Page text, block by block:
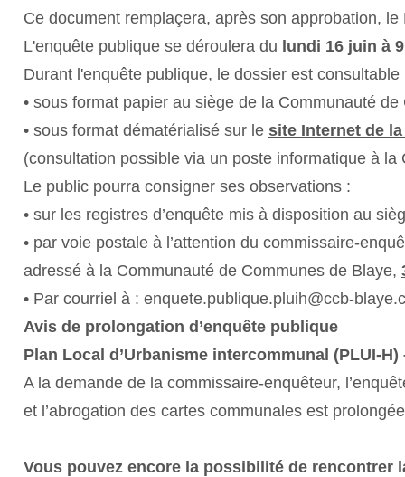
Ce document remplaçera, après son approbation,
L'enquête publique se déroulera du lundi 16 juin à
Durant l'enquête publique, le dossier est
• sous format papier au siège de la Communauté
• sous format dématérialisé sur le site Internet de
(consultation possible via un poste informatique à
Le public pourra consigner ses observations :
• sur les registres d’enquête mis à disposition au
• par voie postale à l’attention du commissaire-
adressé à la Communauté de Communes de Blaye,
• Par courriel à : enquete.publique.pluih@ccb-
Avis de prolongation d’enquête publique
Plan Local d’Urbanisme intercommunal (PLUI-
A la demande de la commissaire-enquêteur,
et l’abrogation des cartes communales est
Vous pouvez encore la possibilité de rencontrer